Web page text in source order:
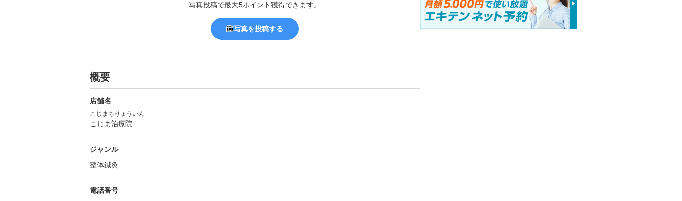
写真投稿で最大5ポイント獲得できます。
写真を投稿する
概要
店舗名
こじまちりょういん
こじま治療院
ジャンル
整体鍼灸
電話番号